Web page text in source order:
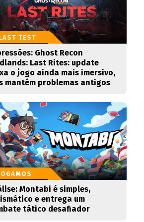
TEST
Ghost Recon
Last Rites: update
o jogo ainda mais imersivo,
mantém problemas antigos
Montabi é simples,
e entrega um
tático desafiador